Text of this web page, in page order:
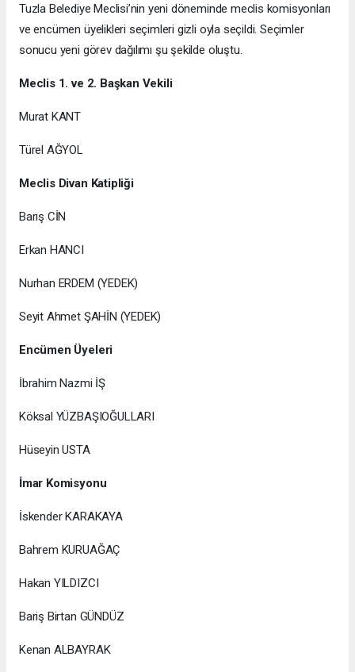
Tuzla Belediye Meclisi’nin yeni döneminde meclis komisyonları
ve encümen üyelikleri seçimleri gizli oyla seçildi. Seçimler
sonucu yeni görev dağılımı şu şekilde oluştu.
Meclis 1. ve 2. Başkan Vekili
Murat KANT
Türel AĞYOL
Meclis Divan Katipliği
Barış CİN
Erkan HANCI
Nurhan ERDEM (YEDEK)
Seyit Ahmet ŞAHİN (YEDEK)
Encümen Üyeleri
İbrahim Nazmi İŞ
Köksal YÜZBAŞIOĞULLARI
Hüseyin USTA
İmar Komisyonu
İskender KARAKAYA
Bahrem KURUAĞAÇ
Hakan YILDIZCI
Bariş Birtan GÜNDÜZ
Kenan ALBAYRAK